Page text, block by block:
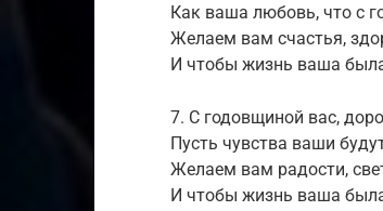
Как ваша любовь, что с
Желаем вам счастья,
И чтобы жизнь ваша
7. С годовщиной вас,
Пусть чувства ваши
Желаем вам радости,
И чтобы жизнь ваша